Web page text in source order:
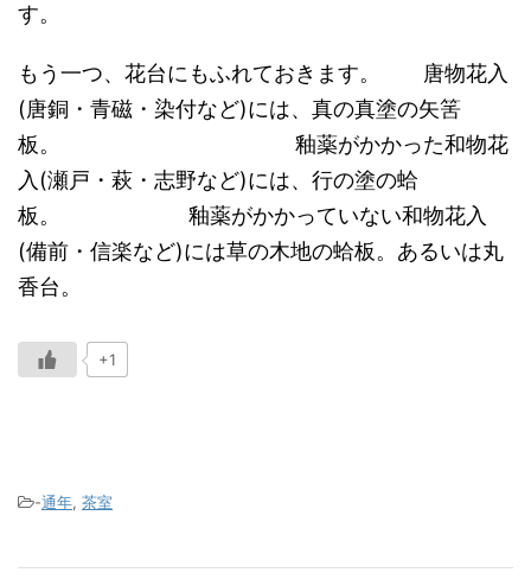
す。
もう一つ、花台にもふれておきます。 唐物花入
(唐銅・青磁・染付など)には、真の真塗の矢筈
板。 釉薬がかかった和物花
入(瀬戸・萩・志野など)には、行の塗の蛤
板。 釉薬がかかっていない和物花入
(備前・信楽など)には草の木地の蛤板。あるいは丸
香台。
+1
-通年, 茶室